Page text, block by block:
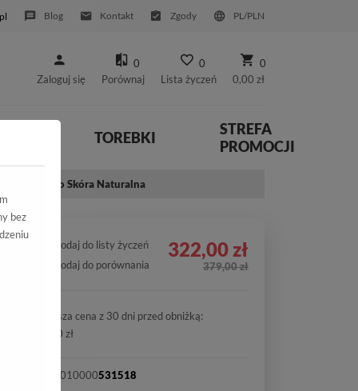
Blog Kontakt Zgody PL/PLN
Zaloguj się
0
Porównaj
0
Lista życzeń
0
0,00 zł
TOREBKI
STREFA
PROMOCJI
Zamsz +Lico Skóra Naturalna
Dodaj do listy życzeń
Dodaj do porównania
322,00 zł
379,00 zł
Najniższa cena z 30 dni przed obniżką:
322,00 zł
2010000531518
bez